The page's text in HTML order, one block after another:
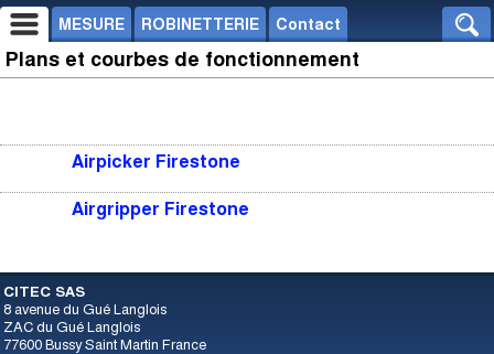
MESURE ROBINETTERIE Contact
Plans et courbes de fonctionnement
Airpicker Firestone
Airgripper Firestone
CITEC SAS
8 avenue du Gué Langlois
ZAC du Gué Langlois
77600 Bussy Saint Martin France